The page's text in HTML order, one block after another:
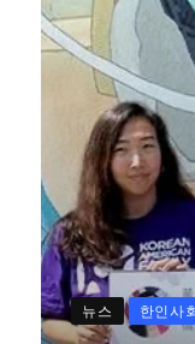
뉴스 한인사회